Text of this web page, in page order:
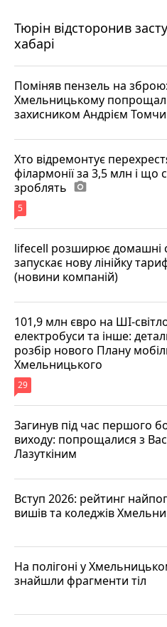
Тюрін відсторонив
хабарі
Поміняв пензель на
Хмельницькому
захисником Андрієм
Хто відремонтує
філармонії за 3,5 млн і що
зроблять photo_camera
5
lifecell розширює домашні
запускає нову лінійку
(новини компаній)
101,9 млн євро на ШІ-
електробуси та інше:
розбір нового Плану
Хмельницького
29
Загинув під час першого
виходу: попрощалися з
Лазуткіним
Вступ 2026: рейтинг
вишів та коледжів
На полігоні у
знайшли фрагменти тіл